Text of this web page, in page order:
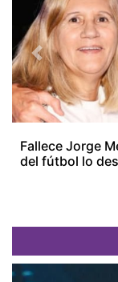
Fallece Jorge
del fútbol lo
Previous